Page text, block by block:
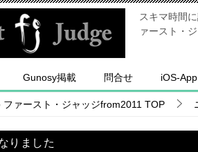
スキマ時間
ァースト・
Gunosy掲載 問合せ iOS-
ァースト・ジャッジfrom2011 TOP
りました